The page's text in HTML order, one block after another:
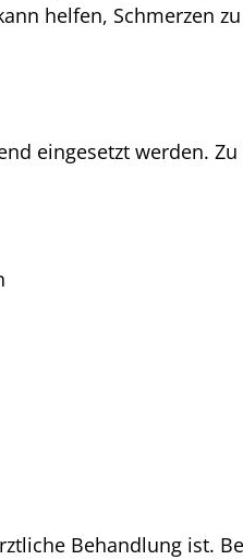
helfen, Schmerzen
eingesetzt werden.
Behandlung ist.